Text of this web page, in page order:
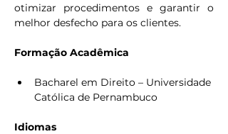
otimizar procedimentos e garantir o
melhor desfecho para os clientes.
Formação Acadêmica
Bacharel em Direito – Universidade
Católica de Pernambuco
Idiomas